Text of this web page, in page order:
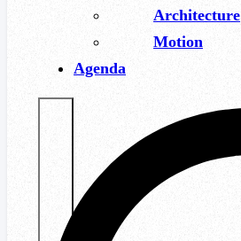
Architecture
Motion
Agenda